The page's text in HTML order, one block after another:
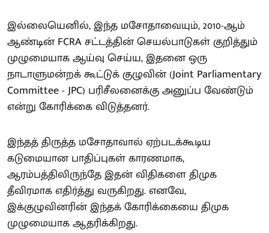
இல்லையெனில், இந்த மசோதாவையும், 2010-ஆம்
ஆண்டின் FCRA சட்டத்தின் செயல்பாடுகள் குறித்தும்
முழுமையாக ஆய்வு செய்ய, இதனை ஒரு
நாடாளுமன்றக் கூட்டுக் குழுவின் (Joint Parliamentary
Committee - JPC) பரிசீலனைக்கு அனுப்ப வேண்டும்
என்று கோரிக்கை விடுத்தனர்.
இந்தத் திருத்த மசோதாவால் ஏற்படக்கூடிய
கடுமையான பாதிப்புகள் காரணமாக,
ஆரம்பத்திலிருந்தே இதன் விதிகளை திமுக
தீவிரமாக எதிர்த்து வருகிறது. எனவே,
இக்குழுவினரின் இந்தக் கோரிக்கையை திமுக
முழுமையாக ஆதரிக்கிறது.